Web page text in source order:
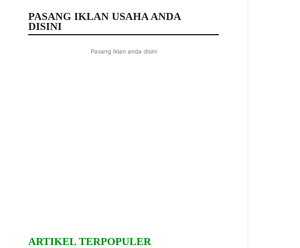
PASANG IKLAN USAHA ANDA
DISINI
Pasang Iklan anda disini
ARTIKEL TERPOPULER